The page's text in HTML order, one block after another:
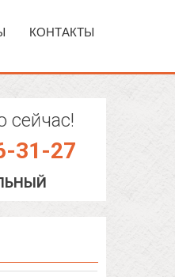
КОНТАКТЫ
сейчас!
31-27